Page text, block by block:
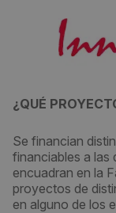
¿QUÉ
Se financian
financiables a las
encuadran en la
proyectos de
en alguno de los